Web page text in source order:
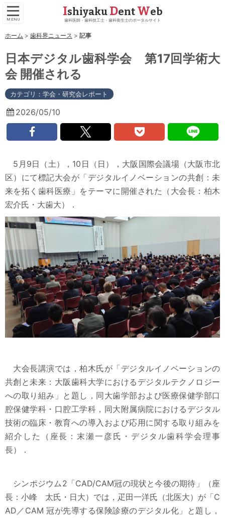
Ishiyaku Dent Web
歯科医師・歯科技工士・歯科衛生士のポータルサイト
ホーム 歯科界ニュース 記事
日本デジタル歯科学会 第17回学術大
会 開催される
カテゴリ：学会・研究会レポート
2026/05/10
5月9日（土），10日（日），大阪国際会議場（大阪市北
区）にて標記大会が「デジタルイノベーションの共創：未
来を拓く歯科医療」をテーマに開催された（大会長：柏木
宏介氏・大歯大）．
大会長講演では，柏木氏が「デジタルイノベーションの
共創と未来：大阪歯科大学におけるデジタルテクノロジー
への取り組み」と題し，同大歯学部および医療保健学部口
腔保健学科・口腔工学科，同大附属病院におけるデジタル
技術の臨床・教育への導入および応用に関する取り組みを
紹介した（座長：末瀬一彦氏・デジタル歯科学会理事
長）．
シンポジウム2「CAD/CAM冠の現状と今後の期待」（座
長：小峰 太氏・日大）では，疋田一洋氏（北医大）が「C
AD／CAM 冠が先導する保険診療のデジタル化」と題し，
学会・研究会レポート
歯科医師会・歯科医師連盟